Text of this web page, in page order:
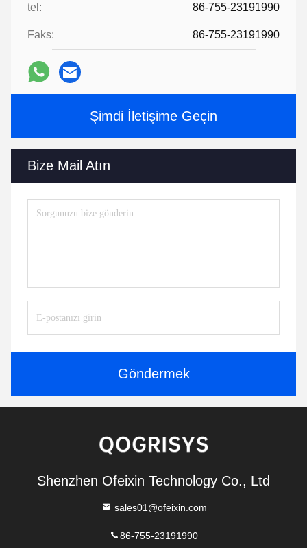
tel: 86-755-23191990
Faks: 86-755-23191990
Şimdi İletişime Geçin
Bize Mail Atın
Göndermek
Shenzhen Ofeixin Technology Co., Ltd
sales01@ofeixin.com
86-755-23191990